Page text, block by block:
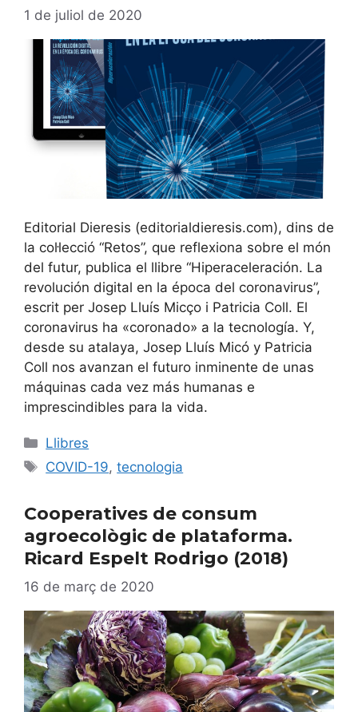
1 de juliol de 2020
Editorial Dieresis (editorialdieresis.com), dins de
la col·lecció “Retos”, que reflexiona sobre el món
del futur, publica el llibre “Hiperaceleración. La
revolución digital en la época del coronavirus”,
escrit per Josep Lluís Micço i Patricia Coll. El
coronavirus ha «coronado» a la tecnología. Y,
desde su atalaya, Josep Lluís Micó y Patricia
Coll nos avanzan el futuro inminente de unas
máquinas cada vez más humanas e
imprescindibles para la vida.
Categories
Llibres
Etiquetes
COVID-19,tecnologia
Cooperatives de consum
agroecològic de plataforma.
Ricard Espelt Rodrigo (2018)
16 de març de 2020